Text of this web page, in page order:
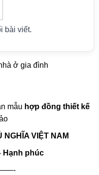
bài viết.
ở gia đình
mẫu hợp đồng thiết kế
NGHĨA VIỆT NAM
Hạnh phúc